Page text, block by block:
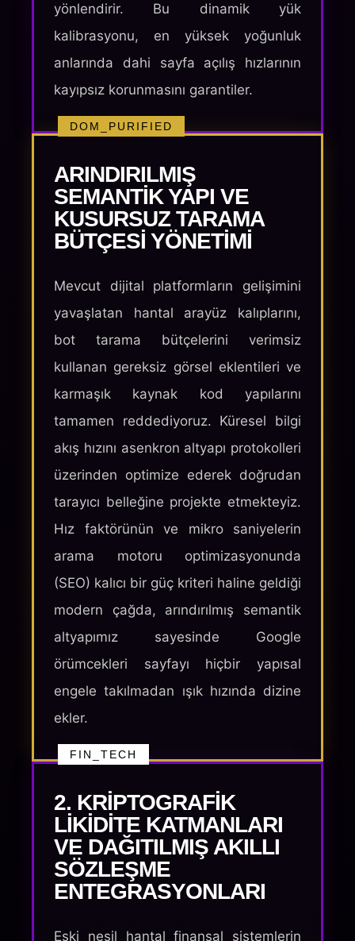
yönlendirir. Bu dinamik yük
kalibrasyonu, en yüksek yoğunluk
anlarında dahi sayfa açılış hızlarının
kayıpsız korunmasını garantiler.
DOM_PURIFIED
ARINDIRILMIŞ
SEMANTIK YAPI VE
KUSURSUZ TARAMA
BÜTÇESI YÖNETIMI
Mevcut dijital platformların gelişimini
yavaşlatan hantal arayüz kalıplarını,
bot tarama bütçelerini verimsiz
kullanan gereksiz görsel eklentileri ve
karmaşık kaynak kod yapılarını
tamamen reddediyoruz. Küresel bilgi
akış hızını asenkron altyapı protokolleri
üzerinden optimize ederek doğrudan
tarayıcı belleğine projekte etmekteyiz.
Hız faktörünün ve mikro saniyelerin
arama motoru optimizasyonunda
(SEO) kalıcı bir güç kriteri haline geldiği
modern çağda, arındırılmış semantik
altyapımız sayesinde Google
örümcekleri sayfayı hiçbir yapısal
engele takılmadan ışık hızında dizine
ekler.
FIN_TECH
2. KRIPTOGRAFIK
LIKIDITE KATMANLARI
VE DAĞITILMIŞ AKILLI
SÖZLEŞME
ENTEGRASYONLARI
Eski nesil hantal finansal sistemlerin